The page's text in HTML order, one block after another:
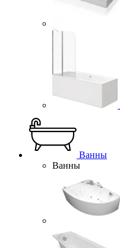
Ванны
Ванны